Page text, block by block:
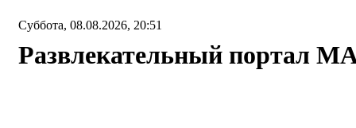
Суббота, 08.08.2026, 20:51
Развлекательный портал